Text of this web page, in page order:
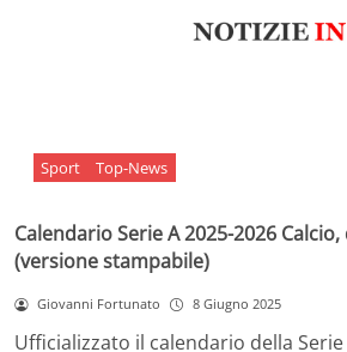
Sport Top-News
Calendario Serie A 2025-2026
(versione stampabile)
Giovanni Fortunato 8 Giugno 2025
Ufficializzato il calendario della